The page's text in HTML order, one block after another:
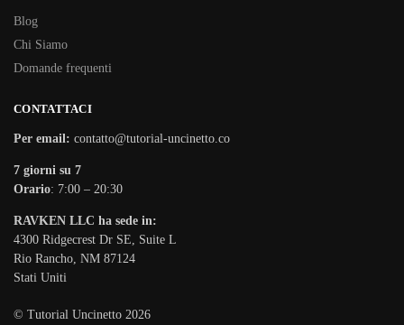
Blog
Chi Siamo
Domande frequenti
CONTATTACI
Per email: contatto@tutorial-uncinetto.co
7 giorni su 7
Orario: 7:00 – 20:30
RAVKEN LLC ha sede in:
4300 Ridgecrest Dr SE, Suite L
Rio Rancho, NM 87124
Stati Uniti
© Tutorial Uncinetto 2026